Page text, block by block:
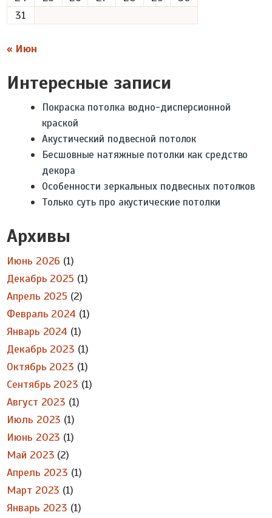
31
« Июн
Интересные записи
Покраска потолка водно-дисперсионной
краской
Акустический подвесной потолок
Бесшовные натяжные потолки как средство
декора
Особенности зеркальных подвесных потолков
Только суть про акустические потолки
Архивы
Июнь 2026 (1)
Декабрь 2025 (1)
Апрель 2025 (2)
Февраль 2024 (1)
Январь 2024 (1)
Декабрь 2023 (1)
Октябрь 2023 (1)
Сентябрь 2023 (1)
Август 2023 (1)
Июль 2023 (1)
Июнь 2023 (1)
Май 2023 (2)
Апрель 2023 (1)
Март 2023 (1)
Январь 2023 (1)